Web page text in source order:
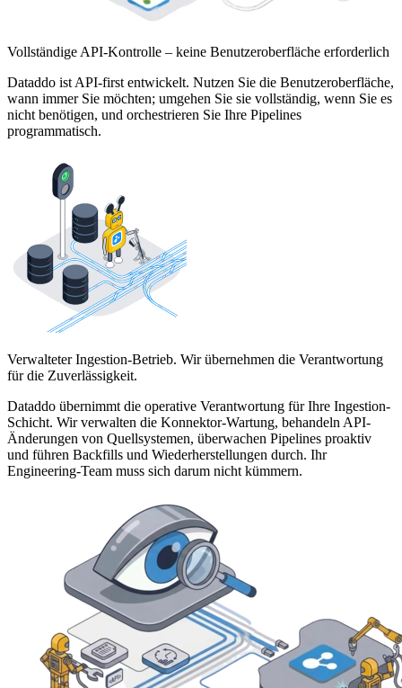
Vollständige API-Kontrolle – keine Benutzeroberfläche erforderlich
Dataddo ist API-first entwickelt. Nutzen Sie die Benutzeroberfläche,
wann immer Sie möchten; umgehen Sie sie vollständig, wenn Sie es
nicht benötigen, und orchestrieren Sie Ihre Pipelines
programmatisch.
Verwalteter Ingestion-Betrieb. Wir übernehmen die Verantwortung
für die Zuverlässigkeit.
Dataddo übernimmt die operative Verantwortung für Ihre Ingestion-
Schicht. Wir verwalten die Konnektor-Wartung, behandeln API-
Änderungen von Quellsystemen, überwachen Pipelines proaktiv
und führen Backfills und Wiederherstellungen durch. Ihr
Engineering-Team muss sich darum nicht kümmern.